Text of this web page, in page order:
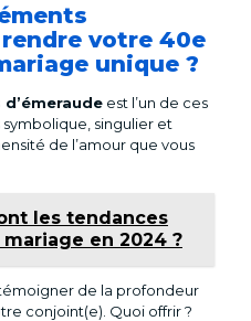
votre 40e
unique ?
est l’un de ces
singulier et
de l’amour que vous
les tendances
en 2024 ?
de la profondeur
conjoint(e). Quoi offrir ?